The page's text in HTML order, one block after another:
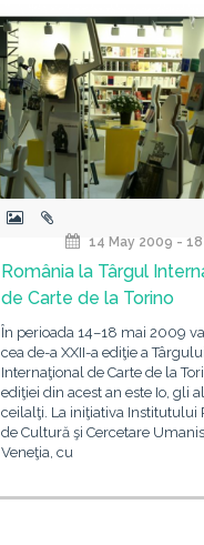
14 May 2009 -
România la Târgul
de Carte de la Torino
În perioada 14–18 mai 2009
cea de-a XXII-a ediţie a Târgului
Internaţional de Carte de la
ediţiei din acest an este Io, gli
ceilalţi. La iniţiativa Institutului
de Cultură şi Cercetare
Veneţia, cu